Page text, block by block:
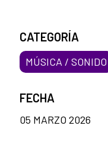
CATEGORÍA
MÚSICA / SONIDO
FECHA
05 MARZO 2026